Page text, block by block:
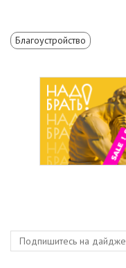
Благоустройство